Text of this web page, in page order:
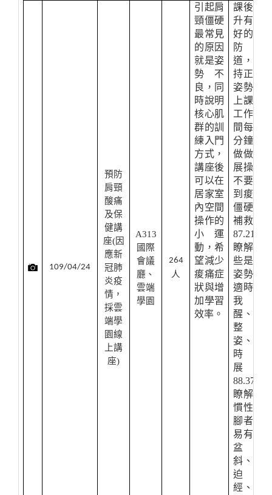
109/04/24
預防
肩頸
酸痛
及保
健講
座(因
應新
冠肺
炎疫
情，
採雲
端學
園線
上講
座)
A313
國際
會議
廳、
雲端
學園
264
人
引起肩
頸僵硬
最常見
的原因
就是姿
勢不
良，同
時說明
核心肌
群的訓
練入門
方式，
講座後
可以在
居家室
內空間
操作的
小運
動，希
望減少
痠痛症
狀與增
加學習
效率。
課後提
升有良
好的預
防之
道，保
持正確
姿勢，
上課或
工作期
間每50
分鐘，
做做伸
展操，
不要等
到痠痛
僵硬才
補救，
87.21%
瞭解那
些是壞
姿勢，
適時自
我提
醒、調
整坐
姿、定
時伸
展，
88.37%
瞭解習
慣性翹
腳者容
易有骨
盆歪
斜、壓
迫神
經、腰